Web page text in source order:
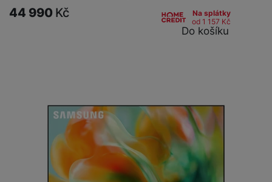
44 990 Kč
Na splátky
od 1 157 Kč
Do košíku